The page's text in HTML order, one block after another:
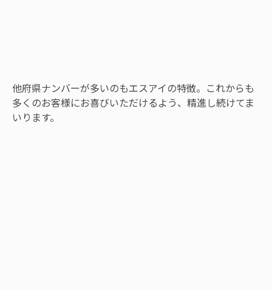
他府県ナンバーが多いのもエスアイの特徴。これからも
多くのお客様にお喜びいただけるよう、精進し続けてま
いります。